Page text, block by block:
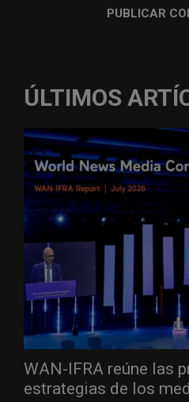
ÚLTIMOS
WAN-IFRA reúne las
estrategias de los